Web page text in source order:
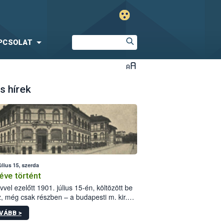
hírek
15, szerda
történt
ezelőtt 1901. július 15-én, költözött be
még csak részben – a budapesti m. kir.
állomás a Kis Rókus utca
alatti, Czigler Győző által tervezett új
>